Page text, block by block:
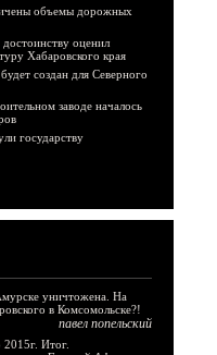
объемы дорожных
оценил
Хабаровского края
создан для Северного
заводе началось
государству
уничтожена. На
в Комсомольске?!
павел попельский
2015г. Итог.